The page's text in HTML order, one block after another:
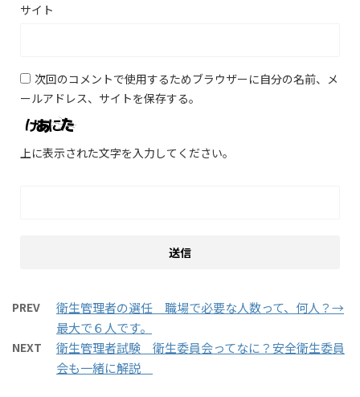
サイト
次回のコメントで使用するためブラウザーに自分の名前、メ
ールアドレス、サイトを保存する。
上に表示された文字を入力してください。
PREV
衛生管理者の選任 職場で必要な人数って、何人？→
最大で６人です。
NEXT
衛生管理者試験 衛生委員会ってなに？安全衛生委員
会も一緒に解説